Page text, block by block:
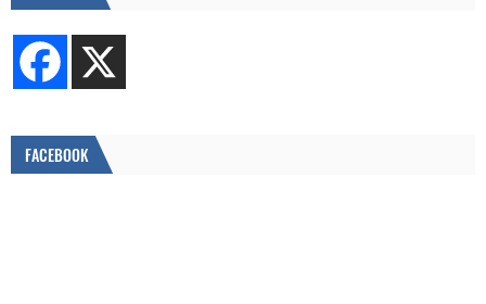
FACEBOOK